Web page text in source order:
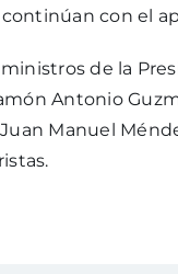
con el
de la
Antonio
Manuel